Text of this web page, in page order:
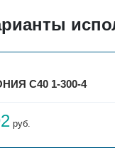
С40 1-300-4
руб.